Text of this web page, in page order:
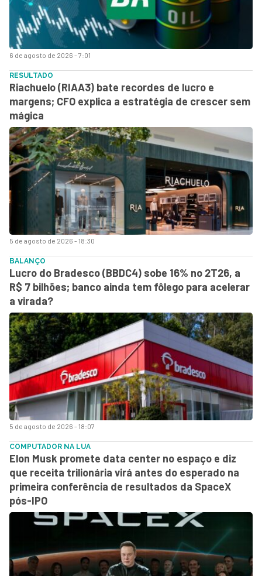
6 de agosto de 2026 - 7:01
5 de agosto de 2026 - 18:30
RESULTADO
Riachuelo (RIAA3) bate recordes de lucro e
margens; CFO explica a estratégia de crescer sem
mágica
5 de agosto de 2026 - 18:07
BALANÇO
Lucro do Bradesco (BBDC4) sobe 16% no 2T26, a
R$ 7 bilhões; banco ainda tem fôlego para acelerar
a virada?
COMPUTADOR NA LUA
Elon Musk promete data center no espaço e diz
que receita trilionária virá antes do esperado na
primeira conferência de resultados da SpaceX
pós-IPO